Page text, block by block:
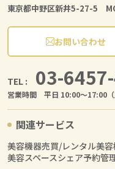
東京都中野区新井5-27-5
お問い合わせ
TEL : 03-
営業時間 平日 10:00〜17:00（
関連サービス
美容機器売買/レンタル美
美容スペースシェア予約管